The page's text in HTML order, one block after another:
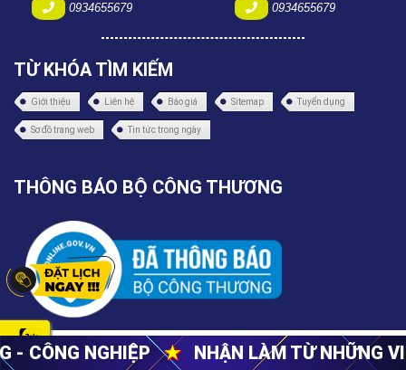
0934655679 0934655679
TỪ KHÓA TÌM KIẾM
Giới thiệu Liên hệ Báo giá Sitemap Tuyển dụng
Sơ đồ trang web Tin tức trong ngày
THÔNG BÁO BỘ CÔNG THƯƠNG
© Bản quyền thuộc về https://xaydunganbinh.com
NHẬN LÀM TỪ NHỮNG VIỆC NHỎ NHẤT ★